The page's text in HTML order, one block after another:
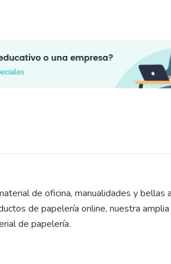
de oficina, manualidades y bellas
de papelería online, nuestra
de papelería.